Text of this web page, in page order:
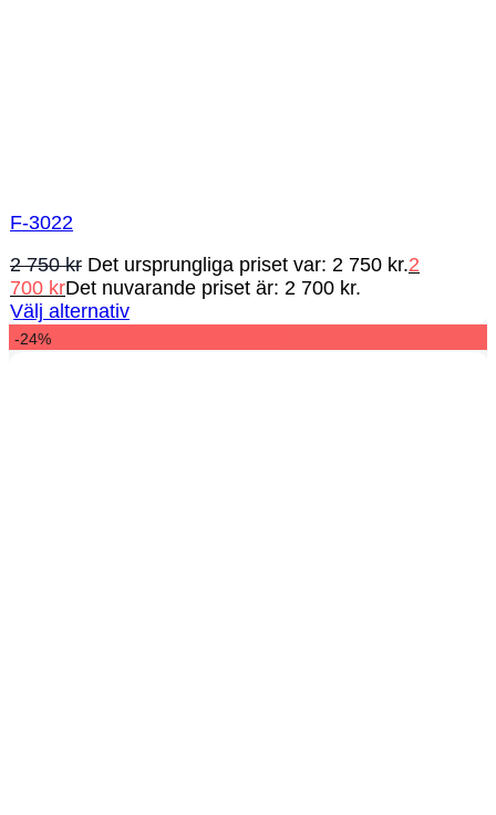
F-3022
2 750kr Det ursprungliga priset var: 2 750 kr.2
700 krDet nuvarande priset är: 2 700 kr.
Välj alternativ
-24%